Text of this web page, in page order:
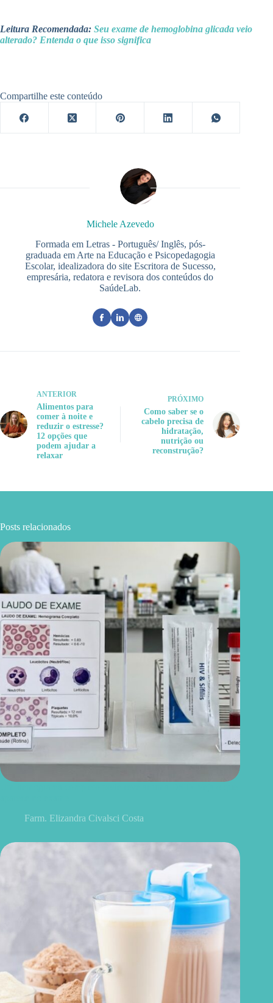
Leitura Recomendada: Seu exame de hemoglobina glicada veio
alterado? Entenda o que isso significa
Compartilhe este conteúdo
Michele Azevedo
Formada em Letras - Português/ Inglês, pós-
graduada em Arte na Educação e Psicopedagogia
Escolar, idealizadora do site Escritora de Sucesso,
empresária, redatora e revisora dos conteúdos do
SaúdeLab.
ANTERIOR
Alimentos para
comer à noite e
reduzir o estresse?
12 opções que
podem ajudar a
relaxar
PRÓXIMO
Como saber se o
cabelo precisa de
hidratação,
nutrição ou
reconstrução?
Posts relacionados
Farm. Elizandra Civalsci Costa